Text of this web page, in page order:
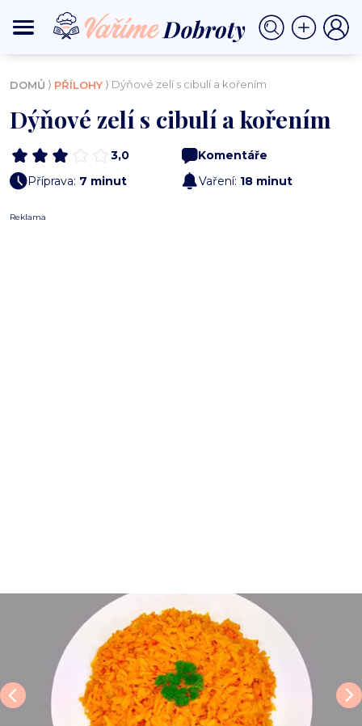
DOMŮ ⟩ PŘÍLOHY ⟩ Dýňové zelí s cibulí a kořením
Dýňové zelí s cibulí a kořením
3,0
Komentáře
Příprava: 7 minut Vaření: 18 minut
Reklama